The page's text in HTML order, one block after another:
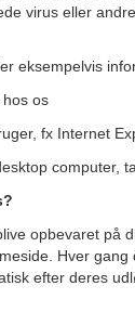
virus eller
eksempelvis
os
fx Internet
computer,
opbevaret på
Hver
efter deres